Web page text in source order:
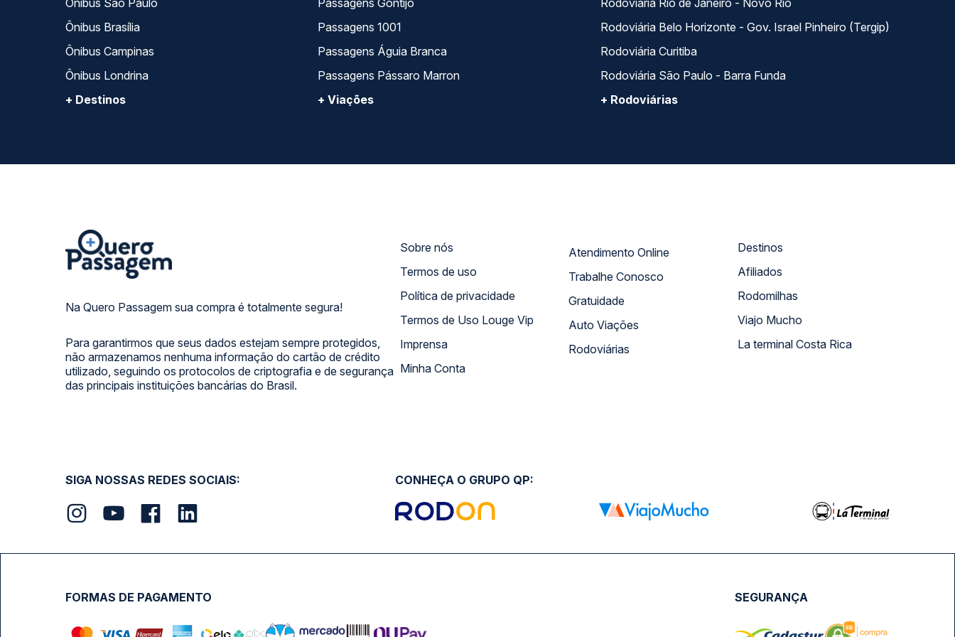
Ônibus São Paulo
Ônibus Brasília
Ônibus Campinas
Ônibus Londrina
+ Destinos
Passagens Gontijo
Passagens 1001
Passagens Águia Branca
Passagens Pássaro Marron
+ Viações
Rodoviária Rio de Janeiro - Novo Rio
Rodoviária Belo Horizonte - Gov. Israel Pinheiro (Tergip)
Rodoviária Curitiba
Rodoviária São Paulo - Barra Funda
+ Rodoviárias
Na Quero Passagem sua compra é totalmente segura!
Para garantirmos que seus dados estejam sempre protegidos,
não armazenamos nenhuma informação do cartão de crédito
utilizado, seguindo os protocolos de criptografia e de segurança
das principais instituições bancárias do Brasil.
Sobre nós
Termos de uso
Política de privacidade
Termos de Uso Louge Vip
Imprensa
Minha Conta
Atendimento Online
Trabalhe Conosco
Gratuidade
Auto Viações
Rodoviárias
Destinos
Afiliados
Rodomilhas
Viajo Mucho
La terminal Costa Rica
SIGA NOSSAS REDES SOCIAIS: CONHEÇA O GRUPO QP:
FORMAS DE PAGAMENTO SEGURANÇA